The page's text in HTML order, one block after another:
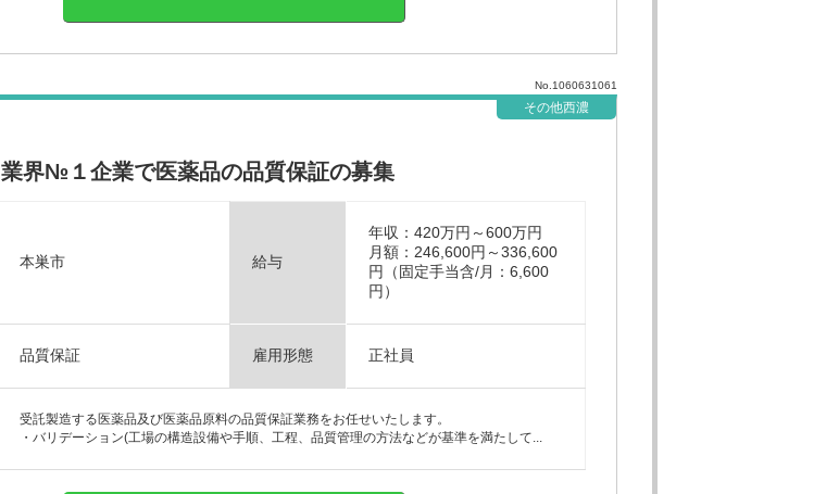
No.1060631061
その他西濃
業界№１企業で医薬品の品質保証の募集
本巣市 給与
年収：420万円～600万円
月額：246,600円～336,600
円（固定手当含/月：6,600
円）
品質保証 雇用形態 正社員
受託製造する医薬品及び医薬品原料の品質保証業務をお任せいたします。
・バリデーション(工場の構造設備や手順、工程、品質管理の方法などが基準を満たして...